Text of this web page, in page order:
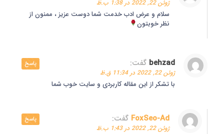
ژوئن 22, 2022 در 1:38 ب.ظ
سلام و عرض ادب خدمت شما دوست عزیز ، ممنون از
نظر خوبتون
behzad گفت:
ژوئن 22, 2022 در 11:34 ق.ظ
با تشکر از این مقاله کاربردی و سایت خوب شما
پاسخ
FoxSeo-Ad گفت:
ژوئن 22, 2022 در 1:43 ب.ظ
پاسخ